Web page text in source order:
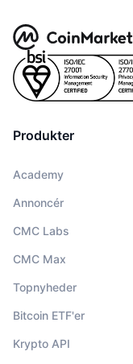
Produkter
Academy
Annoncér
CMC Labs
CMC Max
Topnyheder
Bitcoin ETF'er
Krypto API